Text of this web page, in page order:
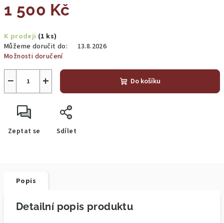
1 500 Kč
cena:
K prodeji (1 ks)
Můžeme doručit do:
13.8.2026
Možnosti doručení
+
− Do košíku
Zeptat se Sdílet
Popis
Detailní popis produktu